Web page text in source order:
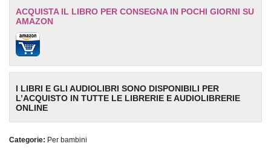
ACQUISTA IL LIBRO PER CONSEGNA IN POCHI GIORNI SU
AMAZON
I LIBRI E GLI AUDIOLIBRI SONO DISPONIBILI PER
L’ACQUISTO IN TUTTE LE LIBRERIE E AUDIOLIBRERIE
ONLINE
Categorie: Per bambini